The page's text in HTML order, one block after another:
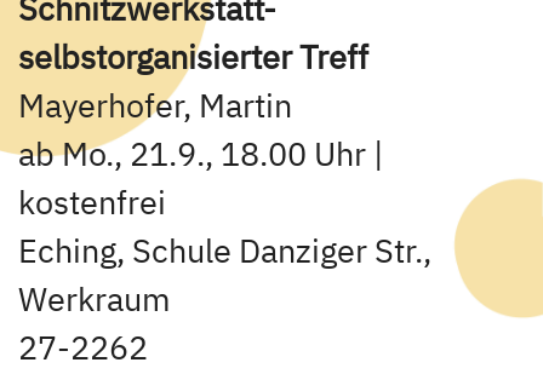
selbstorganisierter Treff
Mayerhofer, Martin
ab Mo., 21.9., 18.00 Uhr |
kostenfrei
Eching, Schule Danziger Str.,
Werkraum
27-2262